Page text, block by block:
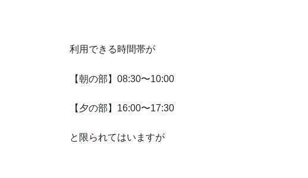
利用できる時間帯が
【朝の部】08:30〜10:00
【夕の部】16:00〜17:30
と限られてはいますが